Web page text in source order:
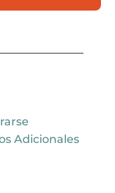
Adicionales